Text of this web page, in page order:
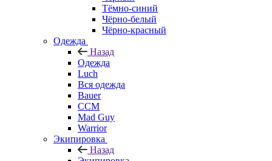
Тёмно-синий
Чёрно-белый
Чёрно-красный
Одежда
Назад
Одежда
Luch
Вся одежда
Bauer
CCM
Mad Guy
Warrior
Экипировка
Назад